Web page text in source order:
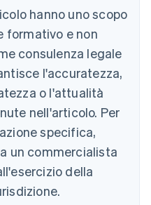
hanno uno scopo
formativo e non
consulenza legale
l'accuratezza,
o l'attualità
nell'articolo. Per
specifica,
un commercialista
della